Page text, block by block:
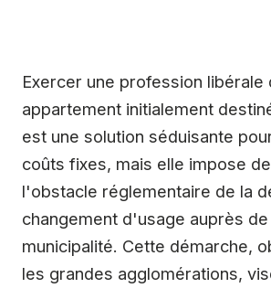
Exercer une profession libérale
appartement initialement
est une solution séduisante
coûts fixes, mais elle impose
l'obstacle réglementaire de la
changement d'usage auprès
municipalité. Cette démarche,
les grandes agglomérations,